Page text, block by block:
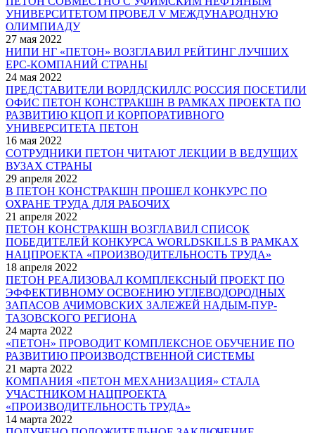
УНИВЕРСИТЕТОМ ПРОВЕЛ V МЕЖДУНАРОДНУЮ
ОЛИМПИАДУ
27 мая 2022
НИПИ НГ «ПЕТОН» ВОЗГЛАВИЛ РЕЙТИНГ ЛУЧШИХ
EPC-КОМПАНИЙ СТРАНЫ
24 мая 2022
ПРЕДСТАВИТЕЛИ ВОРЛДСКИЛЛС РОССИЯ ПОСЕТИЛИ
ОФИС ПЕТОН КОНСТРАКШН В РАМКАХ ПРОЕКТА ПО
РАЗВИТИЮ КЦОП И КОРПОРАТИВНОГО
УНИВЕРСИТЕТА ПЕТОН
16 мая 2022
СОТРУДНИКИ ПЕТОН ЧИТАЮТ ЛЕКЦИИ В ВЕДУЩИХ
ВУЗАХ СТРАНЫ
29 апреля 2022
В ПЕТОН КОНСТРАКШН ПРОШЕЛ КОНКУРС ПО
ОХРАНЕ ТРУДА ДЛЯ РАБОЧИХ
21 апреля 2022
ПЕТОН КОНСТРАКШН ВОЗГЛАВИЛ СПИСОК
ПОБЕДИТЕЛЕЙ КОНКУРСА WORLDSKILLS В РАМКАХ
НАЦПРОЕКТА «ПРОИЗВОДИТЕЛЬНОСТЬ ТРУДА»
18 апреля 2022
ПЕТОН РЕАЛИЗОВАЛ КОМПЛЕКСНЫЙ ПРОЕКТ ПО
ЭФФЕКТИВНОМУ ОСВОЕНИЮ УГЛЕВОДОРОДНЫХ
ЗАПАСОВ АЧИМОВСКИХ ЗАЛЕЖЕЙ НАДЫМ-ПУР-
ТАЗОВСКОГО РЕГИОНА
24 марта 2022
«ПЕТОН» ПРОВОДИТ КОМПЛЕКСНОЕ ОБУЧЕНИЕ ПО
РАЗВИТИЮ ПРОИЗВОДСТВЕННОЙ СИСТЕМЫ
21 марта 2022
КОМПАНИЯ «ПЕТОН МЕХАНИЗАЦИЯ» СТАЛА
УЧАСТНИКОМ НАЦПРОЕКТА
«ПРОИЗВОДИТЕЛЬНОСТЬ ТРУДА»
14 марта 2022